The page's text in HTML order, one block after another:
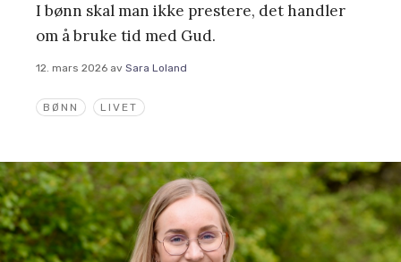
BØNN LIVET
I bønn skal man ikke prestere, det handler
om å bruke tid med Gud.
12. mars 2026 av Sara Loland